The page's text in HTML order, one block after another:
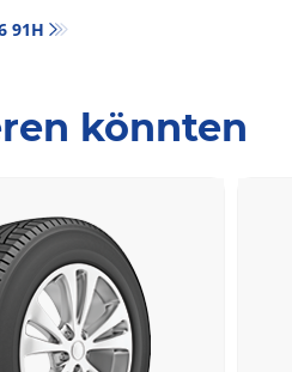
91H
könnten